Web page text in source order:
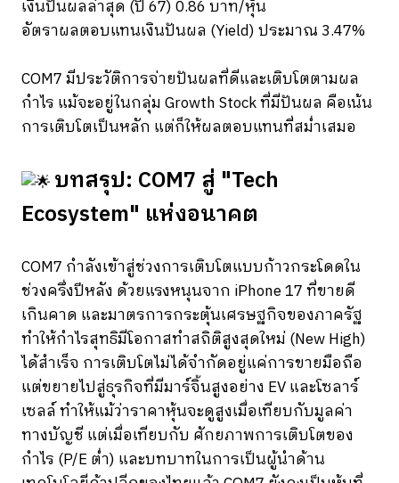
เงินปันผลล่าสุด (ปี 67) 0.86 บาท/หุ้น
อัตราผลตอบแทนเงินปันผล (Yield) ประมาณ 3.47%
COM7 มีประวัติการจ่ายปันผลที่ดีและเติบโตตามผล
กำไร แม้จะอยู่ในกลุ่ม Growth Stock ที่มีปันผล คือเน้น
การเติบโตเป็นหลัก แต่ก็ให้ผลตอบแทนที่สม่ำเสมอ
บทสรุป: COM7 สู่ "Tech
Ecosystem" แห่งอนาคต
COM7 กำลังเข้าสู่ช่วงการเติบโตแบบก้าวกระโดดใน
ช่วงครึ่งปีหลัง ด้วยแรงหนุนจาก iPhone 17 ที่ขายดี
เกินคาด และมาตรการกระตุ้นเศรษฐกิจของภาครัฐ
ทำให้กำไรสุทธิมีโอกาสทำสถิติสูงสุดใหม่ (New High)
ได้สำเร็จ การเติบโตไม่ได้จำกัดอยู่แค่การขายมือถือ
แต่ขยายไปสู่ธุรกิจที่มีมาร์จิ้นสูงอย่าง EV และโซลาร์
เซลล์ ทำให้แม้ว่าราคาหุ้นจะดูสูงเมื่อเทียบกับมูลค่า
ทางบัญชี แต่เมื่อเทียบกับ ศักยภาพการเติบโตของ
กำไร (P/E ต่ำ) และบทบาทในการเป็นผู้นำด้าน